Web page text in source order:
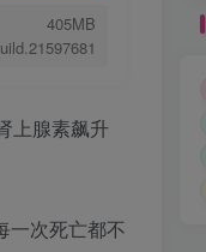
405MB
上腺素飙升
一次死亡都不